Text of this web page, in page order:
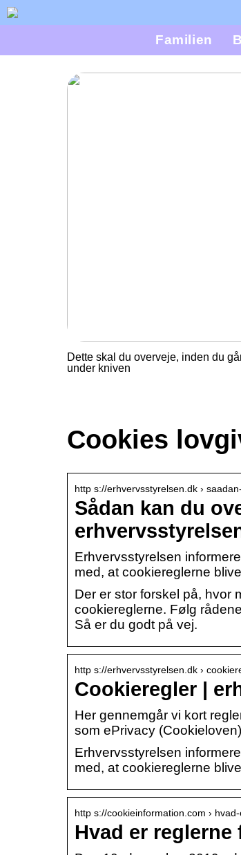
Familien
Dette skal du overveje, inden du
under kniven
Cookies
http s://erhvervsstyrelsen.dk ›
Sådan kan du
Erhvervsstyrelsen
med, at cookiereglerne
Der er stor forskel på, hvor
cookiereglerne. Følg
Så er du godt på vej.
http s://erhvervsstyrelsen.dk ›
Cookieregler |
Her gennemgår vi kort
som ePrivacy
Erhvervsstyrelsen
med, at cookiereglerne
http s://cookieinformation.com ›
Hvad er